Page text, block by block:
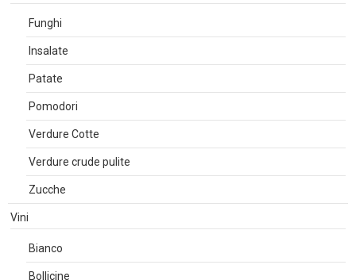
Funghi
Insalate
Patate
Pomodori
Verdure Cotte
Verdure crude pulite
Zucche
Vini
Bianco
Bollicine